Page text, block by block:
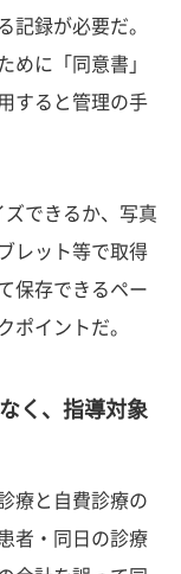
記録が必要だ。
めに「同意書」
すると管理の手
できるか、写真
レット等で取得
保存できるペー
ポイントだ。
く、指導対象
療と自費診療の
者・同日の診療